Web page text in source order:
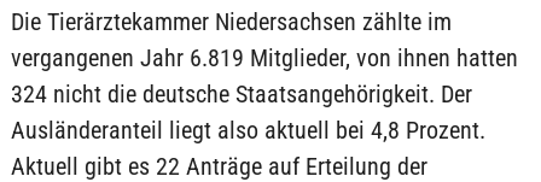
Die Tierärztekammer Niedersachsen zählte im
vergangenen Jahr 6.819 Mitglieder, von ihnen hatten
324 nicht die deutsche Staatsangehörigkeit. Der
Ausländeranteil liegt also aktuell bei 4,8 Prozent.
Aktuell gibt es 22 Anträge auf Erteilung der